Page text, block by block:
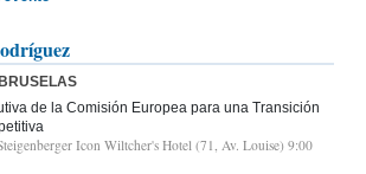
de la Comisión Europea para una Transición
Icon Wiltcher's Hotel (71, Av. Louise) 9:00